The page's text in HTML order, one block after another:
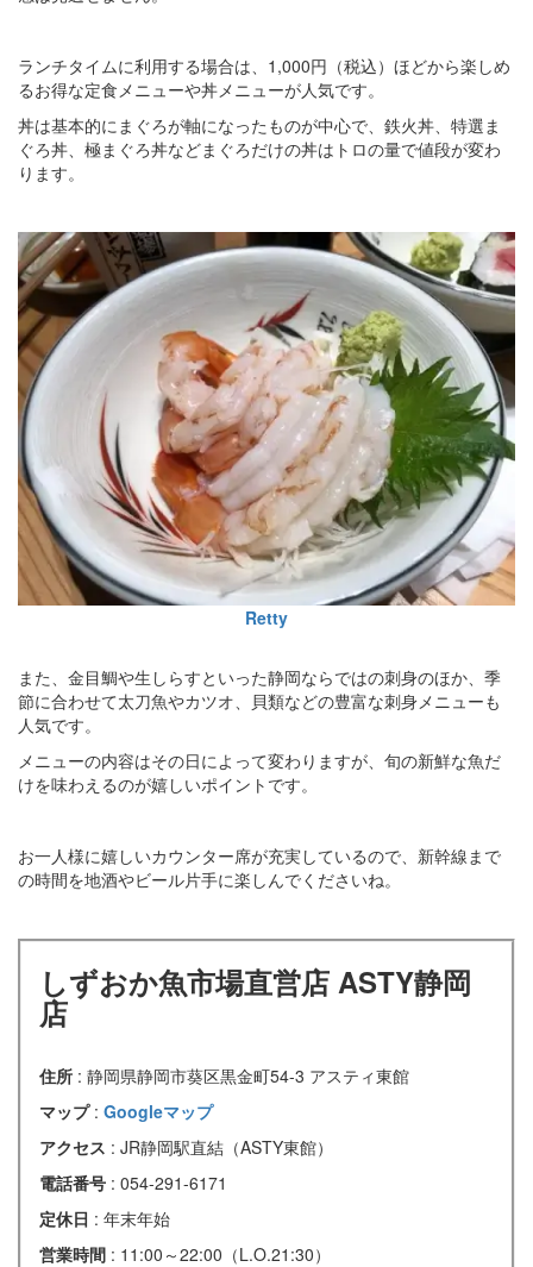
ランチタイムに利用する場合は、1,000円（税込）ほどから楽しめ
るお得な定食メニューや丼メニューが人気です。
丼は基本的にまぐろが軸になったものが中心で、鉄火丼、特選ま
ぐろ丼、極まぐろ丼などまぐろだけの丼はトロの量で値段が変わ
ります。
Retty
また、金目鯛や生しらすといった静岡ならではの刺身のほか、季
節に合わせて太刀魚やカツオ、貝類などの豊富な刺身メニューも
人気です。
メニューの内容はその日によって変わりますが、旬の新鮮な魚だ
けを味わえるのが嬉しいポイントです。
お一人様に嬉しいカウンター席が充実しているので、新幹線まで
の時間を地酒やビール片手に楽しんでくださいね。
しずおか魚市場直営店 ASTY静岡
店
住所 : 静岡県静岡市葵区黒金町54-3 アスティ東館
マップ : Googleマップ
アクセス : JR静岡駅直結（ASTY東館）
電話番号 : 054-291-6171
定休日 : 年末年始
営業時間 : 11:00～22:00（L.O.21:30）